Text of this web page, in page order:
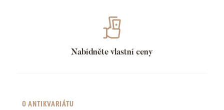
Nabídněte vlastní ceny
O ANTIKVARIÁTU